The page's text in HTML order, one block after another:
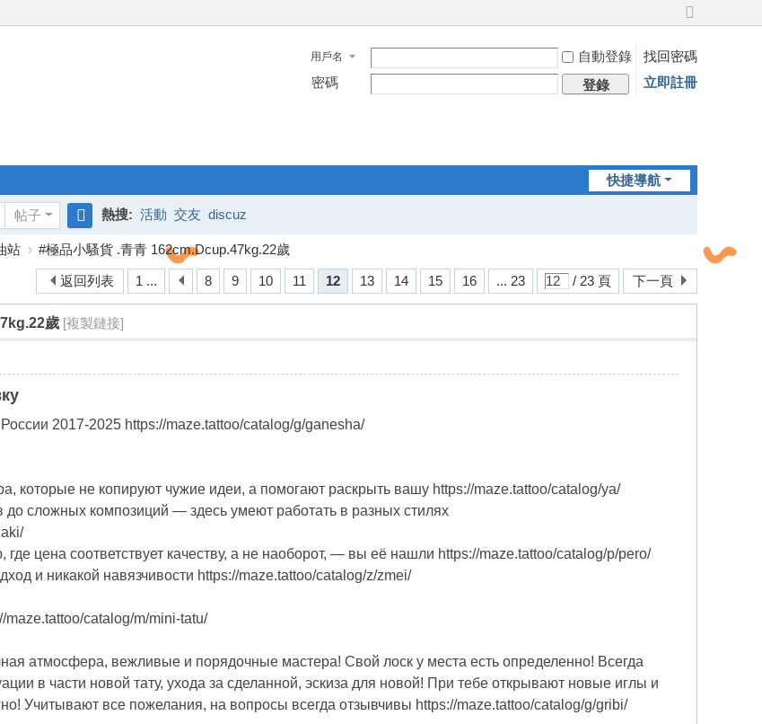
切
到
寬
版
用戶名 自動登錄
找回密碼
密碼
登錄 立即註冊
快捷導航
帖子
搜
索
熱搜: 活動 交友 discuz
站 › #極品小騷貨 .青青 162cm.Dcup.47kg.22歲
1 ... 8 9 10 11 12 13 14 15 16 ... 23 / 23 頁 下一頁
返回列表
歲 [複製鏈接]
2017-2025 https://maze.tattoo/catalog/g/ganesha/
которые не копируют чужие идеи, а помогают раскрыть вашу https://maze.tattoo/catalog/ya/
сложных композиций — здесь умеют работать в разных стилях
цена соответствует качеству, а не наоборот, — вы её нашли https://maze.tattoo/catalog/p/pero/
и никакой навязчивости https://maze.tattoo/catalog/z/zmei/
maze.tattoo/catalog/m/mini-tatu/
атмосфера, вежливые и порядочные мастера! Свой лоск у места есть определенно! Всегда
в части новой тату, ухода за сделанной, эскиза для новой! При тебе открывают новые иглы и
Учитывают все пожелания, на вопросы всегда отзывчивы https://maze.tattoo/catalog/g/gribi/